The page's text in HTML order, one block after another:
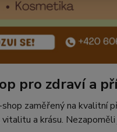
pro zdraví a
zaměřený na kvalitní
a krásu. Nezapoměli